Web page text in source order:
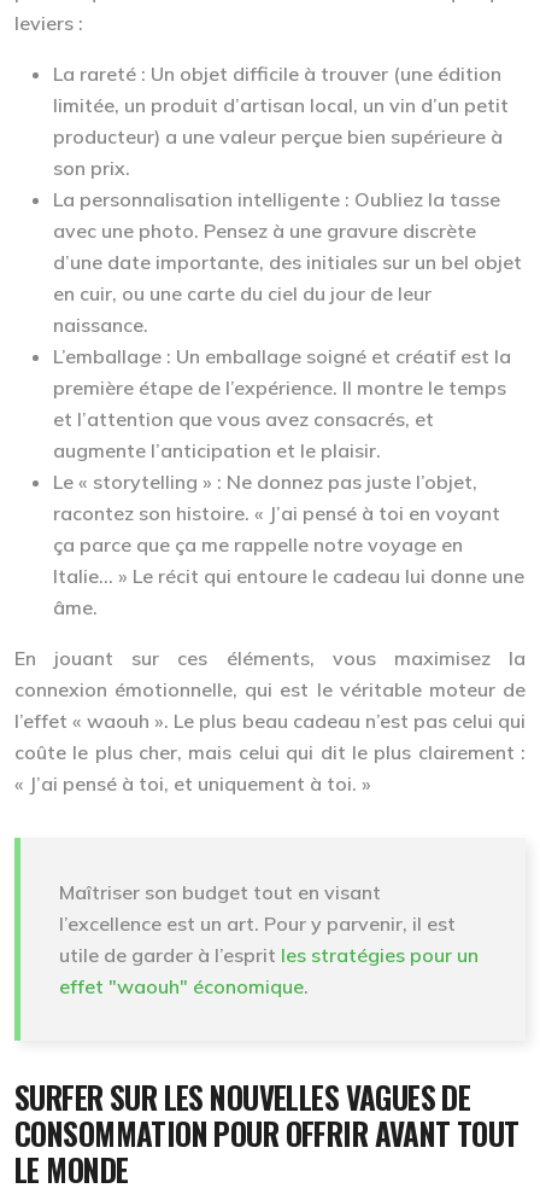
leviers :
La rareté : Un objet difficile à trouver (une édition
limitée, un produit d’artisan local, un vin d’un petit
producteur) a une valeur perçue bien supérieure à
son prix.
La personnalisation intelligente : Oubliez la tasse
avec une photo. Pensez à une gravure discrète
d’une date importante, des initiales sur un bel objet
en cuir, ou une carte du ciel du jour de leur
naissance.
L’emballage : Un emballage soigné et créatif est la
première étape de l’expérience. Il montre le temps
et l’attention que vous avez consacrés, et
augmente l’anticipation et le plaisir.
Le « storytelling » : Ne donnez pas juste l’objet,
racontez son histoire. « J’ai pensé à toi en voyant
ça parce que ça me rappelle notre voyage en
Italie… » Le récit qui entoure le cadeau lui donne une
âme.
En jouant sur ces éléments, vous maximisez la
connexion émotionnelle, qui est le véritable moteur de
l’effet « waouh ». Le plus beau cadeau n’est pas celui qui
coûte le plus cher, mais celui qui dit le plus clairement :
« J’ai pensé à toi, et uniquement à toi. »
Maîtriser son budget tout en visant
l’excellence est un art. Pour y parvenir, il est
utile de garder à l’esprit les stratégies pour un
effet "waouh" économique.
SURFER SUR LES NOUVELLES VAGUES DE
CONSOMMATION POUR OFFRIR AVANT TOUT
LE MONDE